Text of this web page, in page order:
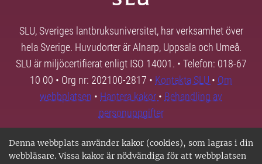
Denna webbplats använder kakor (cookies), som lagras i din
webbläsare. Vissa kakor är nödvändiga för att webbplatsen
SLU, Sveriges lantbruksuniversitet, har verksamhet över
hela Sverige. Huvudorter är Alnarp, Uppsala och Umeå.
SLU är miljöcertifierat enligt ISO 14001. • Telefon: 018-67
10 00 • Org nr: 202100-2817 • Kontakta SLU • Om
webbplatsen • Hantera kakor • Behandling av
personuppgifter